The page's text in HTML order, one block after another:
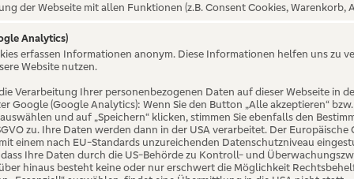
NICHT
der Webseite mit allen Funktionen (z.B. Consent Cookies, Warenkorb,
Analytics)
erfassen Informationen anonym. Diese Informationen helfen uns zu
Website nutzen.
Verarbeitung Ihrer personenbezogenen Daten auf dieser Webseite in
Google (Google Analytics): Wenn Sie den Button „Alle akzeptieren“
und auf „Speichern“ klicken, stimmen Sie ebenfalls den
zu. Ihre Daten werden dann in der USA verarbeitet. Der
einem nach EU-Standards unzureichenden Datenschutzniveau
Ihre Daten durch die US-Behörde zu Kontroll- und
hinaus besteht keine oder nur erschwert die Möglichkeit